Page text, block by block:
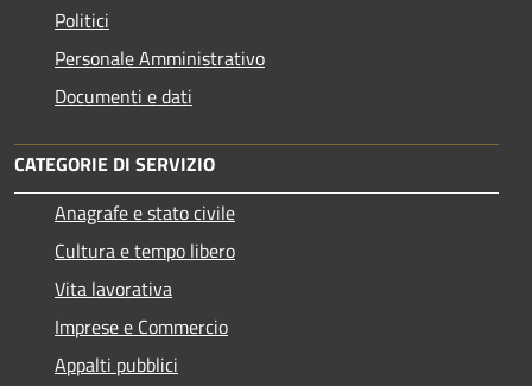
Politici
Personale Amministrativo
Documenti e dati
CATEGORIE DI SERVIZIO
Anagrafe e stato civile
Cultura e tempo libero
Vita lavorativa
Imprese e Commercio
Appalti pubblici